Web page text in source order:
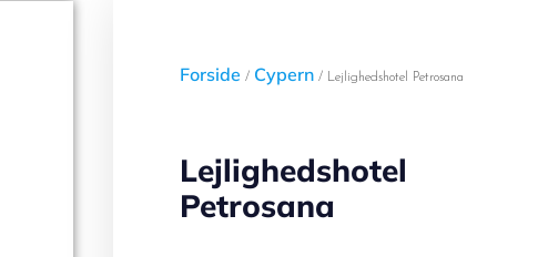
Forside / Cypern / Lejlighedshotel Petrosana
Lejlighedshotel
Petrosana